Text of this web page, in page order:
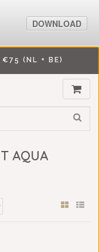
€75 (NL + BE)
AQUA
DOWNLOAD
DOWNLOAD